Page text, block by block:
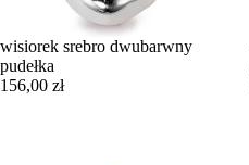
wisiorek srebro dwubarwny
pudełka
156,00 zł